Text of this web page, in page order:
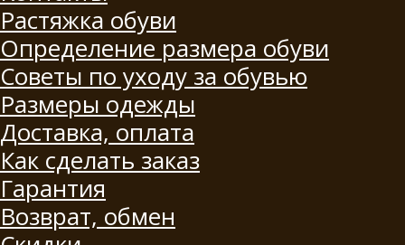
Растяжка обуви
Определение размера обуви
Советы по уходу за обувью
Размеры одежды
Доставка, оплата
Как сделать заказ
Гарантия
Возврат, обмен